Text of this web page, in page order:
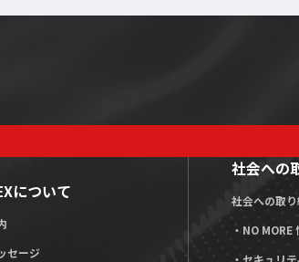
について
セージ
社会への
社会への取
・NO
・セキュリ